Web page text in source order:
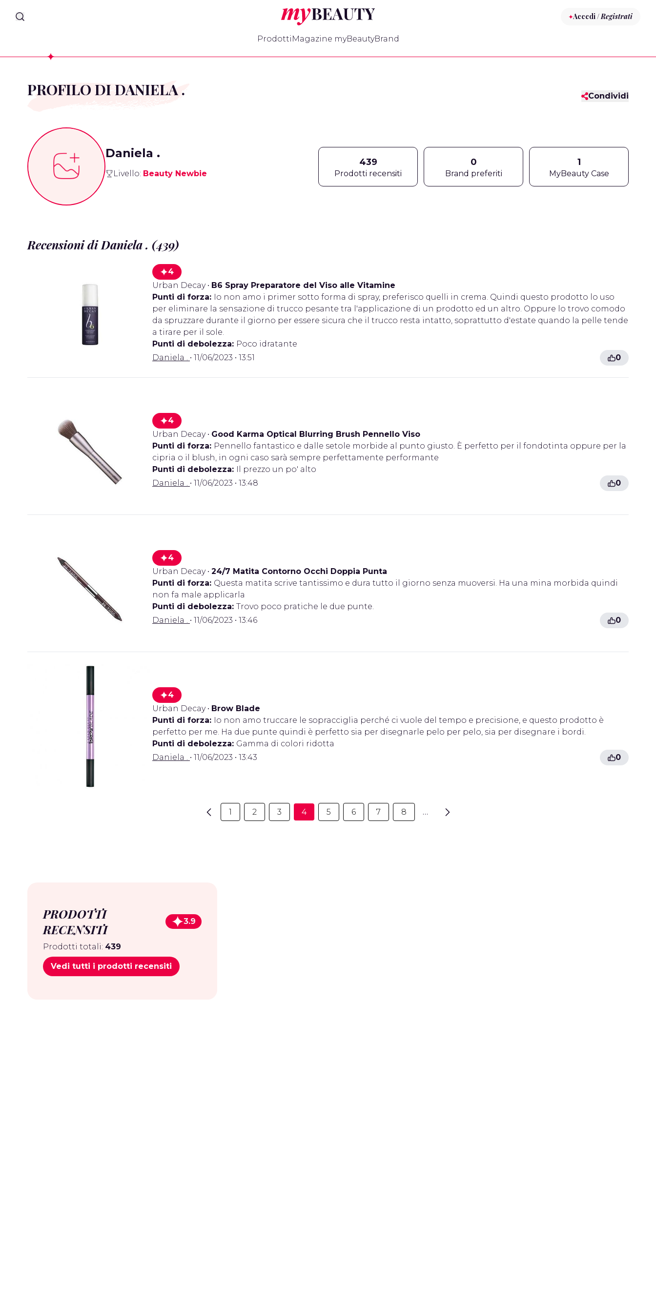
myBeauty Accedi /Registrati
Prodotti Magazine myBeautyBrand
PROFILO DI DANIELA . Condividi
Daniela .
Livello: Beauty Newbie
439
Prodotti recensiti
0
Brand preferiti
1
MyBeauty Case
Recensioni di Daniela . (439)
4
Urban Decay • B6 Spray Preparatore del Viso alle Vitamine
Punti di forza: Io non amo i primer sotto forma di spray, preferisco quelli in crema. Quindi questo prodotto lo uso
per eliminare la sensazione di trucco pesante tra l'applicazione di un prodotto ed un altro. Oppure lo trovo comodo
da spruzzare durante il giorno per essere sicura che il trucco resta intatto, soprattutto d'estate quando la pelle tende
a tirare per il sole.
Punti di debolezza: Poco idratante
Daniela . • 11/06/2023 • 13:51 0
4
Urban Decay • Good Karma Optical Blurring Brush Pennello Viso
Punti di forza: Pennello fantastico e dalle setole morbide al punto giusto. È perfetto per il fondotinta oppure per la
cipria o il blush, in ogni caso sarà sempre perfettamente performante
Punti di debolezza: Il prezzo un po' alto
Daniela . • 11/06/2023 • 13:48 0
4
Urban Decay • 24/7 Matita Contorno Occhi Doppia Punta
Punti di forza: Questa matita scrive tantissimo e dura tutto il giorno senza muoversi. Ha una mina morbida quindi
non fa male applicarla
Punti di debolezza: Trovo poco pratiche le due punte.
Daniela . • 11/06/2023 • 13:46 0
4
Urban Decay • Brow Blade
Punti di forza: Io non amo truccare le sopracciglia perché ci vuole del tempo e precisione, e questo prodotto è
perfetto per me. Ha due punte quindi è perfetto sia per disegnarle pelo per pelo, sia per disegnare i bordi.
Punti di debolezza: Gamma di colori ridotta
Daniela . • 11/06/2023 • 13:43 0
1 2 3 4 5 6 7 8 …
PRODOTTI
RECENSITI
3.9
Prodotti totali: 439
Vedi tutti i prodotti recensiti